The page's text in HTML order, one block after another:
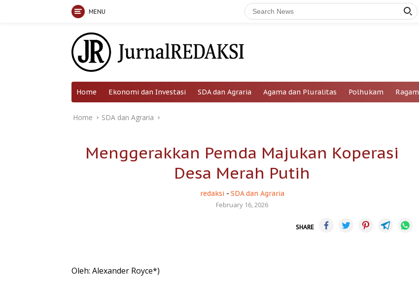
MENU
Home Ekonomi dan Investasi SDA dan Agraria Agama dan Pluralitas Polhukam Ragam
Home SDA dan Agraria
Menggerakkan Pemda Majukan Koperasi
Desa Merah Putih
redaksi - SDA dan Agraria
February 16, 2026
SHARE
Oleh: Alexander Royce*)